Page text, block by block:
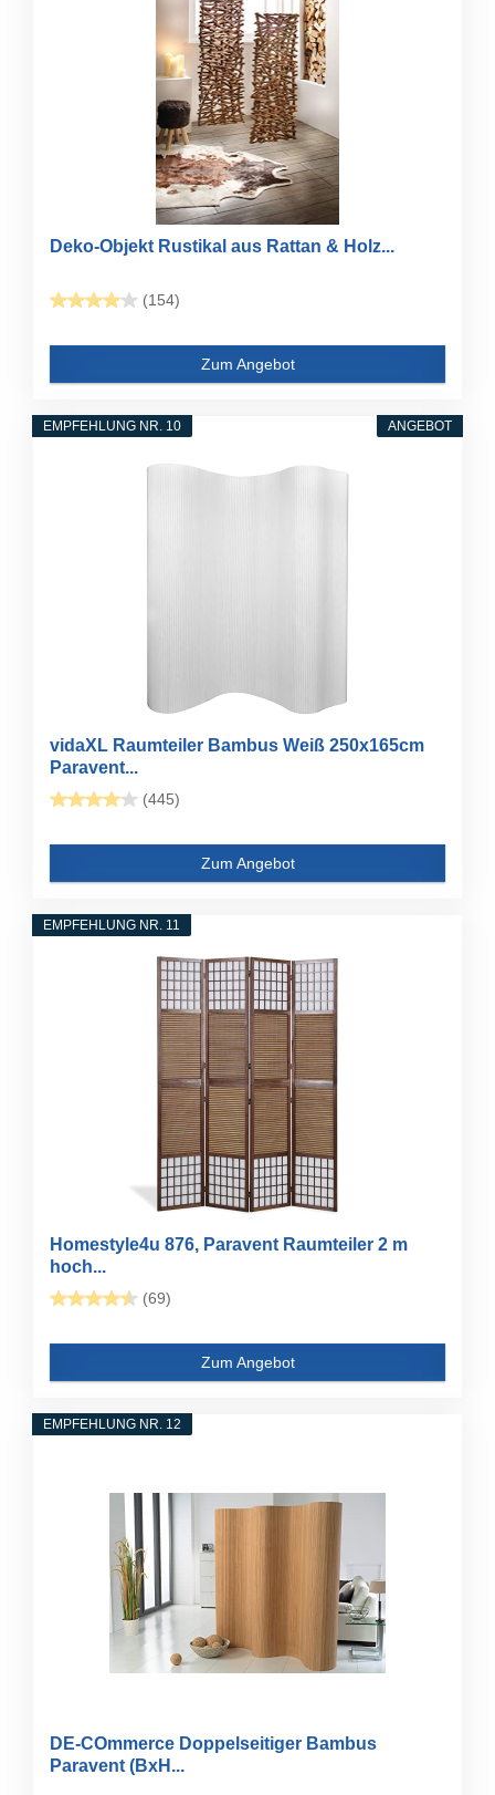
Deko-Objekt Rustikal aus Rattan & Holz...
(154)
Zum Angebot
ANGEBOT
EMPFEHLUNG NR. 10
vidaXL Raumteiler Bambus Weiß 250x165cm
Paravent...
(445)
Zum Angebot
EMPFEHLUNG NR. 11
Homestyle4u 876, Paravent Raumteiler 2 m
hoch...
(69)
Zum Angebot
EMPFEHLUNG NR. 12
DE-COmmerce Doppelseitiger Bambus
Paravent (BxH...